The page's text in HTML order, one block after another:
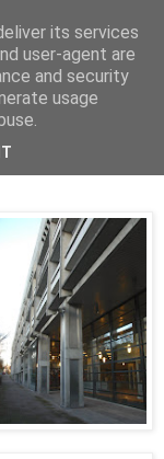
Bergen
its services
user-agent are
and security
usage